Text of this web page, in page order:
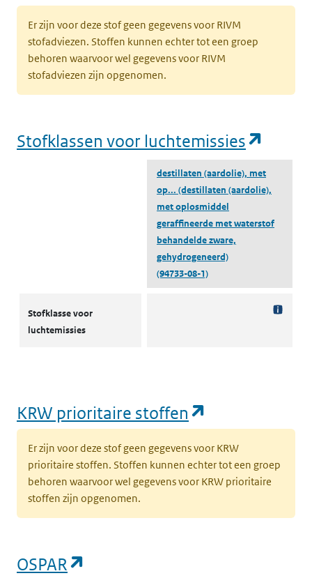
Er zijn voor deze stof geen gegevens voor RIVM
stofadviezen. Stoffen kunnen echter tot een groep
behoren waarvoor wel gegevens voor RIVM
stofadviezen zijn opgenomen.
Stofklassen voor luchtemissies
destillaten (aardolie), met
op... (destillaten (aardolie),
met oplosmiddel
geraffineerde met waterstof
behandelde zware,
gehydrogeneerd)
(94733-08-1)
Stofklasse voor
luchtemissies
KRW prioritaire stoffen
Er zijn voor deze stof geen gegevens voor KRW
prioritaire stoffen. Stoffen kunnen echter tot een groep
behoren waarvoor wel gegevens voor KRW prioritaire
stoffen zijn opgenomen.
OSPAR